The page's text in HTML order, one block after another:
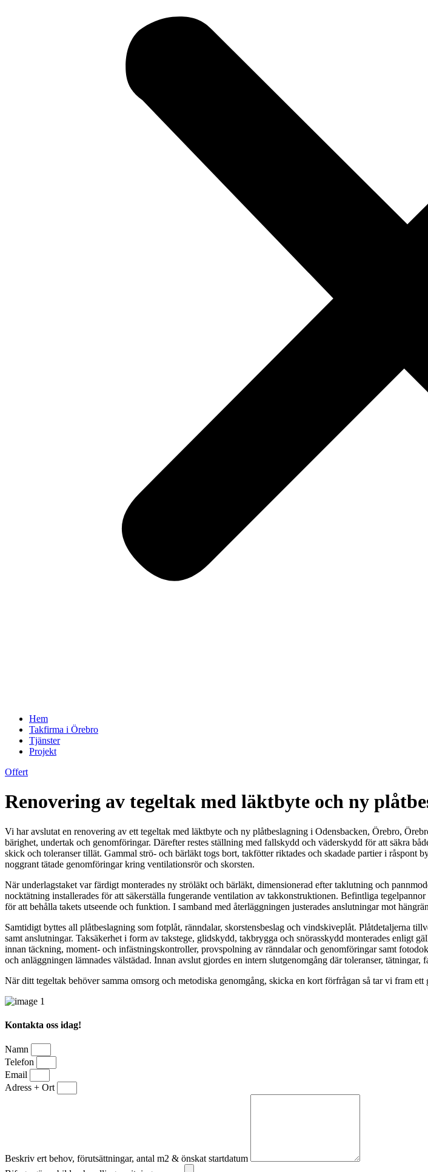
Hem
Takfirma i Örebro
Tjänster
Projekt
Offert
Renovering av tegeltak med läktbyte och ny
Vi har avslutat en renovering av ett tegeltak med läktbyte och ny plåtbeslagning i Odensbacken, Örebro,
bärighet, undertak och genomföringar. Därefter restes ställning med fallskydd och väderskydd för att säkra
skick och toleranser tillät. Gammal strö- och bärläkt togs bort, takfötter riktades och skadade partier i råspont
noggrant tätade genomföringar kring ventilationsrör och skorsten.
När underlagstaket var färdigt monterades ny ströläkt och bärläkt, dimensionerad efter taklutning och
nocktätning installerades för att säkerställa fungerande ventilation av takkonstruktionen. Befintliga
för att behålla takets utseende och funktion. I samband med återläggningen justerades anslutningar mot
Samtidigt byttes all plåtbeslagning som fotplåt, ränndalar, skorstensbeslag och vindskiveplåt. Plåtdetaljerna
samt anslutningar. Taksäkerhet i form av takstege, glidskydd, takbrygga och snörasskydd monterades enligt
innan täckning, moment- och infästningskontroller, provspolning av ränndalar och genomföringar samt
och anläggningen lämnades välstädad. Innan avslut gjordes en intern slutgenomgång där toleranser,
När ditt tegeltak behöver samma omsorg och metodiska genomgång, skicka en kort förfrågan så tar vi fram
Kontakta oss idag!
Namn
Telefon
Email
Adress + Ort
Beskriv ert behov, förutsättningar, antal m2 & önskat startdatum